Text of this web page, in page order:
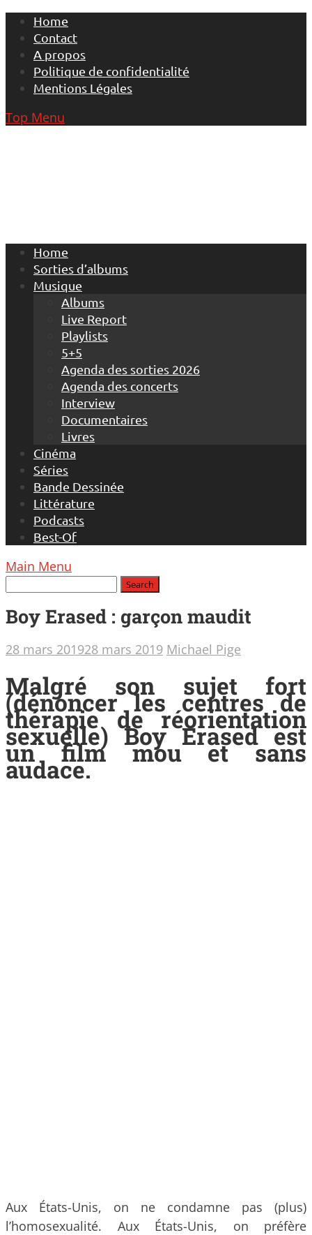
Skip
content
Home
Contact
A propos
Politique de confidentialité
Mentions Légales
Top Menu
Home
Sorties d’albums
Musique
Albums
Live Report
Playlists
5+5
Agenda des sorties 2026
Agenda des concerts
Interview
Documentaires
Livres
Cinéma
Séries
Bande Dessinée
Littérature
Podcasts
Best-Of
Main Menu
Boy Erased : garçon maudit
28 mars 201928 mars 2019 Michael Pige
Malgré son sujet fort
(dénoncer les centres de
thérapie de réorientation
sexuelle) Boy Erased est
un film mou et sans
audace.
Aux États-Unis, on ne condamne pas (plus)
l’homosexualité. Aux États-Unis, on préfère